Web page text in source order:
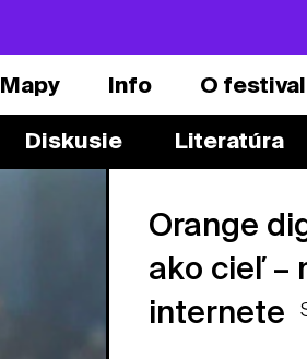
Diskusie Literatúra
Mapy Info O
Orange
ako cieľ –
internete